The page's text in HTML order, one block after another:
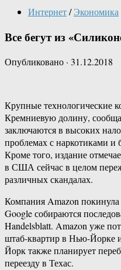
Интернет/ Экономика
Все бегут из
Опубликовано · 31.12.2018
Крупные технологические
Кремниевую долину,
заключаются в высоких
проблемах с наркотиками
Кроме того, издание
в США сейчас в целом
различных скандалах.
Компания Amazon
Google собираются
Handelsblatt. Amazon уже
штаб-квартир в Нью-Йорке
Йорк также планирует
переезду в Техас.